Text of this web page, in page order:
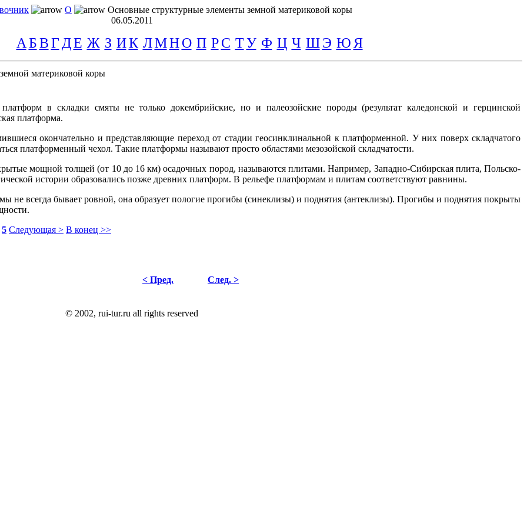
О
Основные структурные элементы земной материковой коры
06.05.2011
А БВГ ДЕ Ж З ИК ЛМН О П Р С ТУ Ф Ц Ч Ш Э Ю Я
материковой коры
в складки смяты не только докембрийские, но и палеозойские породы (результат каледонской и герцинской
платформа.
окончательно и представляющие переход от стадии геосинклинальной к платформенной. У них поверх складчатого
платформенный чехол. Такие платформы называют просто областями мезозойской складчатости.
мощной толщей (от 10 до 16 км) осадочных пород, называются плитами. Например, Западно-Сибирская плита, Польско-
истории образовались позже древних платформ. В рельефе платформам и плитам соответствуют равнины.
не всегда бывает ровной, она образует пологие прогибы (синеклизы) и поднятия (антеклизы). Прогибы и поднятия покрыты
5 Следующая > В конец >>
< Пред.
След. >
© 2002, rui-tur.ru all rights reserved